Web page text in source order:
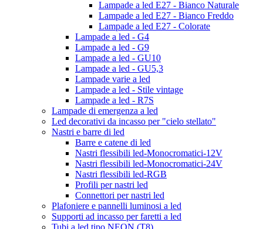
Lampade a led E27 - Bianco Naturale
Lampade a led E27 - Bianco Freddo
Lampade a led E27 - Colorate
Lampade a led - G4
Lampade a led - G9
Lampade a led - GU10
Lampade a led - GU5,3
Lampade varie a led
Lampade a led - Stile vintage
Lampade a led - R7S
Lampade di emergenza a led
Led decorativi da incasso per "cielo stellato"
Nastri e barre di led
Barre e catene di led
Nastri flessibili led-Monocromatici-12V
Nastri flessibili led-Monocromatici-24V
Nastri flessibili led-RGB
Profili per nastri led
Connettori per nastri led
Plafoniere e pannelli luminosi a led
Supporti ad incasso per faretti a led
Tubi a led tipo NEON (T8)